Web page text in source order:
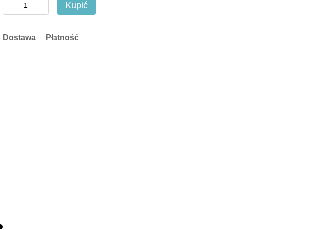
Kupić
Dostawa Płatność